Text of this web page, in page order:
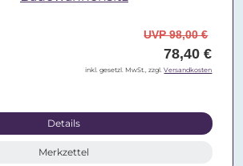
UVP 98,00 €
78,40 €
inkl. gesetzl. MwSt., zzgl.Versandkosten
Details
Merkzettel